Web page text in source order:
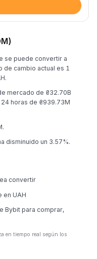
se puede convertir a
de cambio actual es 1
mercado de ₴32.70B
horas de ₴939.73M
disminuido un 3.57%.
convertir
en UAH
Bybit para comprar,
en tiempo real según los